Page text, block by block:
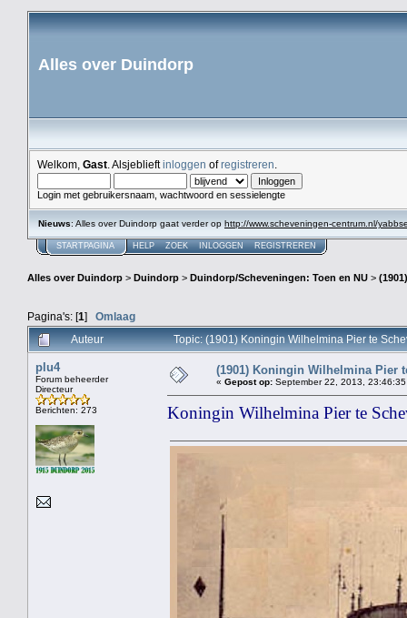
Alles over Duindorp
Welkom, Gast . Alsjeblieftinloggen ofregistreren
Login met gebruikersnaam, wachtwoord en sessielengte
Nieuws: Alles over Duindorp gaat verder op http://www.scheveningen-centrum.nl/
STARTPAGINA HELP ZOEK INLOGGEN REGISTREREN
Alles over Duindorp > Duindorp > Duindorp/Scheveningen: Toen en NU >
Pagina's: [1] Omlaag
Auteur
Topic: (1901) Koningin Wilhelmina Pier te
plu4
Forum beheerder
Directeur
Berichten: 273
(1901) Koningin Wilhelmina Pier
« Gepost op: September 22, 2013,
Koningin Wilhelmina Pier te